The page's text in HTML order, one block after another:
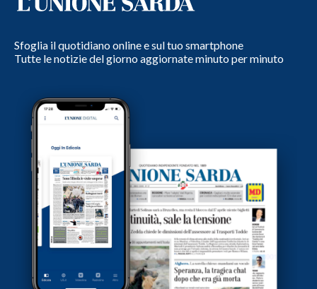
Sfoglia il quotidiano online e sul tuo smartphone
Tutte le notizie del giorno aggiornate minuto per minuto